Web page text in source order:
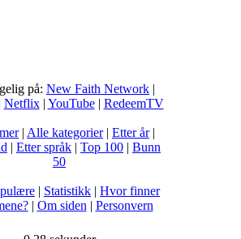
på: New Faith Network |
Netflix| YouTube| RedeemTV
| Alle kategorier| Etter år|
| Etter språk | Top 100 | Bunn
50
| Statistikk | Hvor finner
| Om siden| Personvern